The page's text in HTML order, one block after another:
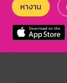
หางาน